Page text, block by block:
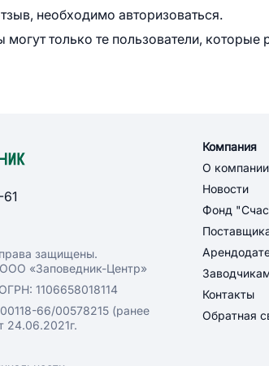
необходимо авторизоваться.
могут только те пользователи,
защищены.
«Заповедник-Центр»
1106658018114
66/00578215 (ранее
24.06.2021г.
Компания
О компании
Новости
Фонд
Контакты
Обратная